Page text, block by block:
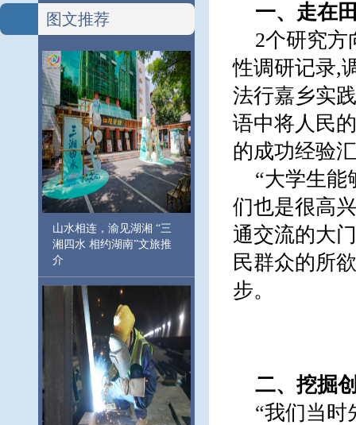
图文推荐
山水相连，渝见湖湘 “三
湘四水 相约湖南”文旅推
介
一、 走在
2个研究方
性调研记录,
法行嘉乡实
语中将人民
的成功经验
“大学生能
们也是很高
通交流的大
民群众的所
步。
二、挖掘
“我们当时